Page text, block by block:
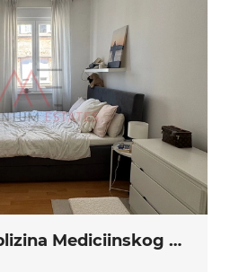
Rijeka, Potok, blizina Mediciinskog faxa, ,adaptiran stan od 1.8.